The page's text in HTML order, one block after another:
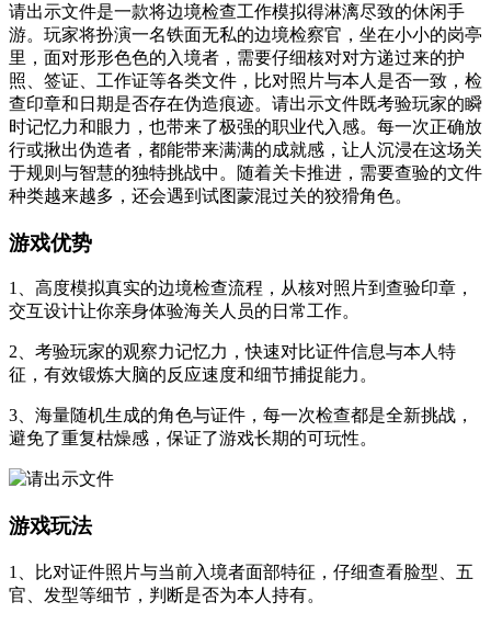
请出示文件是一款将边境检查工作模拟得淋漓尽致的休闲手
游。玩家将扮演一名铁面无私的边境检察官，坐在小小的岗亭
里，面对形形色色的入境者，需要仔细核对对方递过来的护
照、签证、工作证等各类文件，比对照片与本人是否一致，检
查印章和日期是否存在伪造痕迹。请出示文件既考验玩家的瞬
时记忆力和眼力，也带来了极强的职业代入感。每一次正确放
行或揪出伪造者，都能带来满满的成就感，让人沉浸在这场关
于规则与智慧的独特挑战中。随着关卡推进，需要查验的文件
种类越来越多，还会遇到试图蒙混过关的狡猾角色。
游戏优势
1、高度模拟真实的边境检查流程，从核对照片到查验印章，
交互设计让你亲身体验海关人员的日常工作。
2、考验玩家的观察力记忆力，快速对比证件信息与本人特
征，有效锻炼大脑的反应速度和细节捕捉能力。
3、海量随机生成的角色与证件，每一次检查都是全新挑战，
避免了重复枯燥感，保证了游戏长期的可玩性。
游戏玩法
1、比对证件照片与当前入境者面部特征，仔细查看脸型、五
官、发型等细节，判断是否为本人持有。